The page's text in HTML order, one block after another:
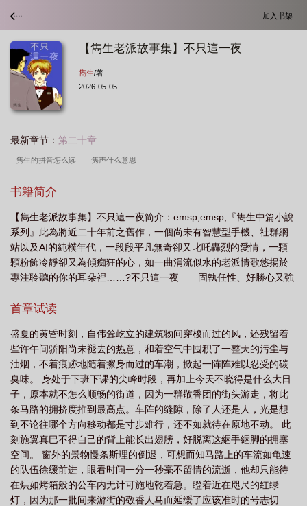
加入书架
【雋生老派故事集】不只這一夜
雋生/著
2026-05-05
最新章节： 第二十章
隽生的拼音怎么读 隽声什么意思
书籍简介
【雋生老派故事集】不只這一夜简介：emsp;emsp;『雋生中篇小說
系列』此為將近二十年前之舊作，一個尚未有智慧型手機、社群網
站以及AI的純樸年代，一段段平凡無奇卻又叱吒轟烈的愛情，一顆
顆粉飾冷靜卻又為傾痴狂的心，如一曲涓流似水的老派情歌悠揚於
專注聆聽的你的耳朵裡……?不只這一夜 固執任性、好勝心又強
屋、求學，工作，並且立誓要擺脫過去，讓自己變得堅強獨
他學會了珍惜， 但更重要的是，因為有盛加煒的守護在旁，讓
他瞭解到原來愛一個人， 並不是只有單一方的予取予求。
只是當他終於願意把心交付給對方時，隱藏在盛加煒背後漸漸浮出
的事情真相， 讓他再次嘗到無情的背叛。
首章试读
盛夏的黄昏时刻，自伟耸屹立的建筑物间穿梭而过的风，还残留着
些许午间骄阳尚未褪去的热意，和着空气中囤积了一整天的污尘与
油烟，不着痕跡地随着擦身而过的车潮，掀起一阵阵难以忍受的碳
臭味。 身处于下班下课的尖峰时段，再加上今天不晓得是什么大日
子，原本就不怎么顺畅的街道，因为一群敬香团的街头游走，将此
条马路的拥挤度推到最高点。车阵的缝隙，除了人还是人，光是想
到不论往哪个方向移动都是寸步难行，还不如就待在原地不动。 此
刻施翼真巴不得自己的背上能长出翅膀，好脱离这綑手綑脚的拥塞
空间。 窗外的景物慢条斯理的倒退，可想而知马路上的车流如龟速
的队伍徐缓前进，眼看时间一分一秒毫不留情的流逝，他却只能待
在烘如烤箱般的公车内无计可施地乾着急。瞪着近在咫尺的红绿
灯，因为那一批间来游街的敬香人马而延缓了应该准时的号志切